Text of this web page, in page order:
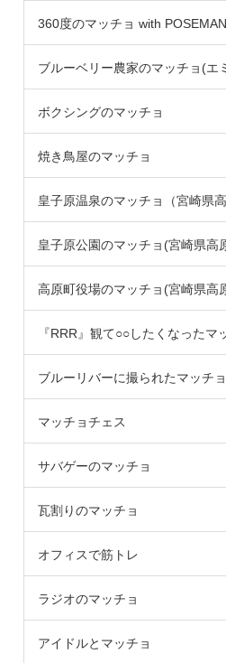
360度のマッチョ with
ブルーベリー農家のマッチョ(エ
るよ)
ボクシングのマッチョ
焼き鳥屋のマッチョ
皇子原温泉のマッチョ（宮崎県高
皇子原公園のマッチョ(宮崎県高
高原町役場のマッチョ(宮崎県高
『RRR』観て○○したくなったマ
ブルーリバーに撮られたマッチョ
マッチョチェス
サバゲーのマッチョ
瓦割りのマッチョ
オフィスで筋トレ
ラジオのマッチョ
アイドルとマッチョ